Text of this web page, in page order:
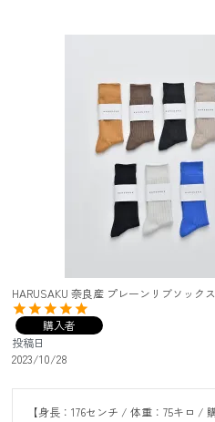
HARUSAKU 奈良産 プレーンリブソックス
購入者
投稿日
2023/10/28